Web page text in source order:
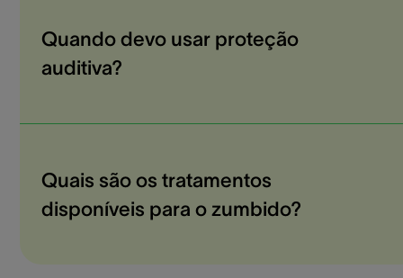
Quando devo usar proteção
auditiva?
Quais são os tratamentos
disponíveis para o zumbido?